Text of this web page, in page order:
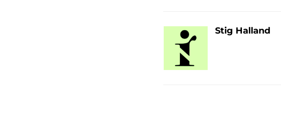
Stig Halland